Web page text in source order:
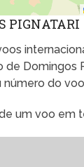
PIGNATARI
de Domingos
número do
um voo em